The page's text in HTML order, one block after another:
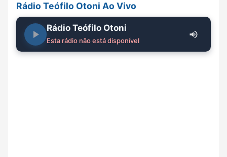
Rádio Teófilo Otoni Ao Vivo
Rádio Teófilo Otoni
Esta rádio não está disponível